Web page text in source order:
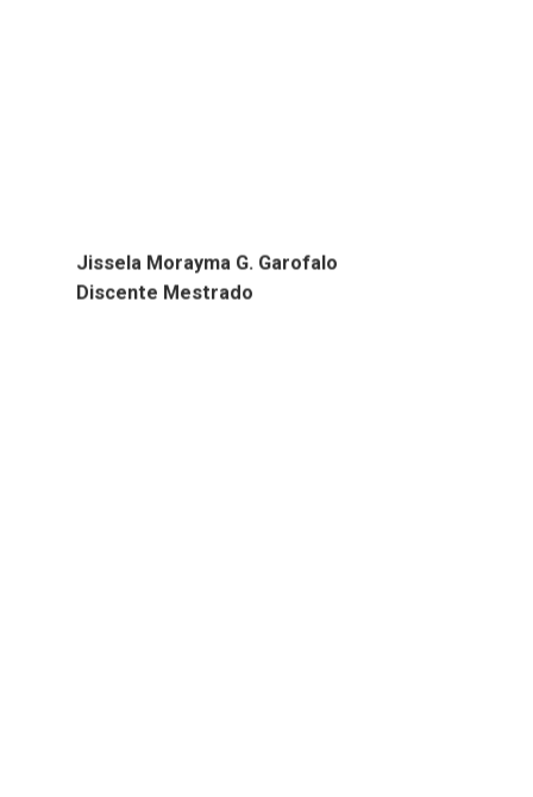
Jissela Morayma G. Garofalo
Discente Mestrado